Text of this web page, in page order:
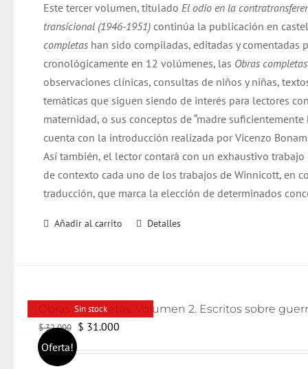
era:
$ 32.000.
es:
$ 31.000.
Este tercer volumen, titulado El odio en la
transicional (1946-1951) continúa la publicación en
completas han sido compiladas, editadas y comentadas
cronológicamente en 12 volúmenes, las Obras
observaciones clínicas, consultas de niños y niñas,
temáticas que siguen siendo de interés para lectores
maternidad, o sus conceptos de “madre
cuenta con la introducción realizada por Vicenzo
Así también, el lector contará con un exhaustivo
de contexto cada uno de los trabajos de Winnicott, en
traducción, que marca la elección de determinados
Añadir al carrito Detalles
Sin stock
Oferta!
$32.000 El
precio
$ 31.000El